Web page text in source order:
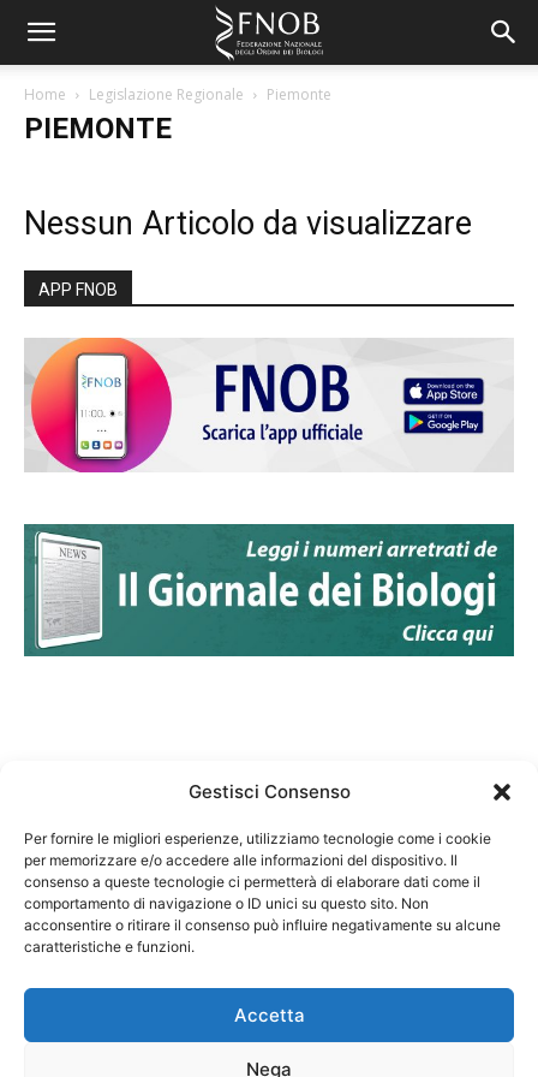
Gestisci Consenso
Per fornire le migliori esperienze, utilizziamo tecnologie come i cookie
per memorizzare e/o accedere alle informazioni del dispositivo. Il
consenso a queste tecnologie ci permetterà di elaborare dati come il
comportamento di navigazione o ID unici su questo sito. Non
acconsentire o ritirare il consenso può influire negativamente su alcune
caratteristiche e funzioni.
Accetta
Nega
Home Legislazione Regionale Piemonte
PIEMONTE
Nessun Articolo da visualizzare
APP FNOB
Federazione Nazionale Degli Ordini dei Biologi:
codice fiscale 80069130583
Responsabile sito internet www.fnob.it: Vincenzo